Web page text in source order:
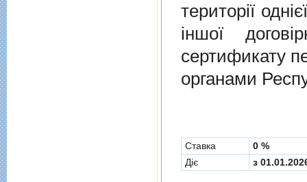
території
іншої
сертификату
органами
Cтавка
0 %
Діє
з